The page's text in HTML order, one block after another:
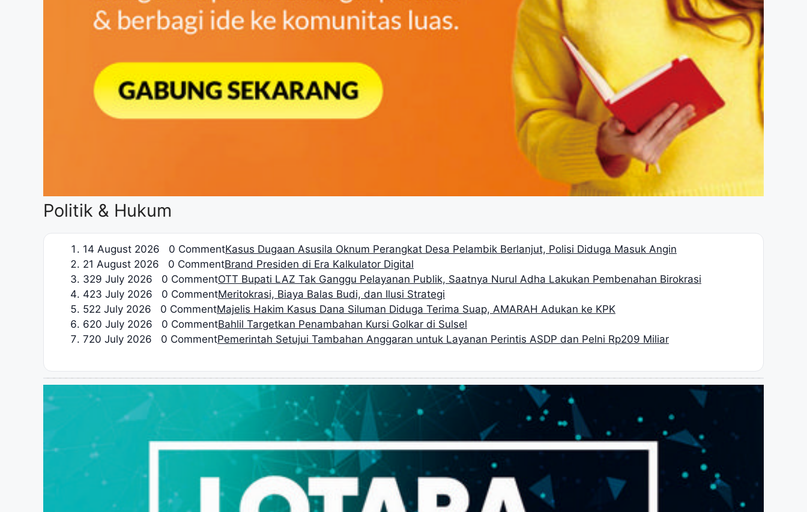
Politik & Hukum
14 August 2026 0 CommentKasus Dugaan Asusila Oknum Perangkat Desa Pelambik Berlanjut, Polisi Diduga Masuk Angin
21 August 2026 0 CommentBrand Presiden di Era Kalkulator Digital
329 July 2026 0 CommentOTT Bupati LAZ Tak Ganggu Pelayanan Publik, Saatnya Nurul Adha Lakukan Pembenahan Birokrasi
423 July 2026 0 CommentMeritokrasi, Biaya Balas Budi, dan Ilusi Strategi
522 July 2026 0 CommentMajelis Hakim Kasus Dana Siluman Diduga Terima Suap, AMARAH Adukan ke KPK
620 July 2026 0 CommentBahlil Targetkan Penambahan Kursi Golkar di Sulsel
720 July 2026 0 CommentPemerintah Setujui Tambahan Anggaran untuk Layanan Perintis ASDP dan Pelni Rp209 Miliar